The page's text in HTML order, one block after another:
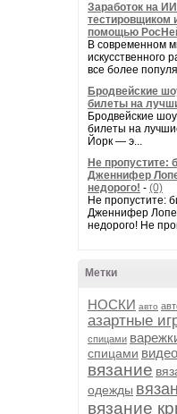
Заработок на
тестировщиком
помощью
В современном
искусственного
все более
Бродвейские
билеты на
Бродвейские
билеты на
Йорк — э...
Не пропустите:
Дженнифер
недорого! - (0)
Не пропустите:
Дженнифер
недорого! Не
Метки
НОСКИ авто
азартные
спицами
спицами
вязание
одежды
вязание